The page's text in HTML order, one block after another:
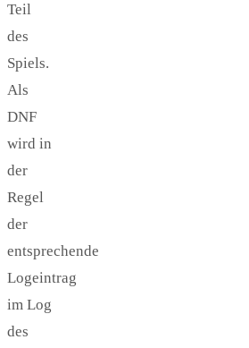
Teil
des
Spiels.
Als
DNF
wird in
der
Regel
der
entsprechende
Logeintrag
im Log
des